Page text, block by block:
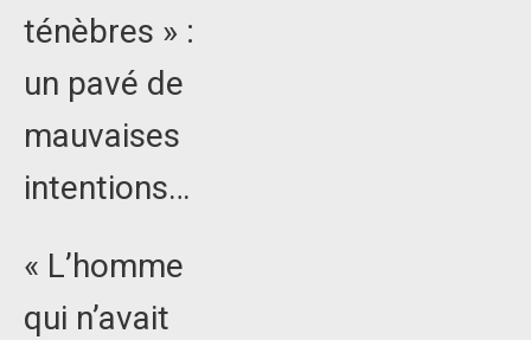
ténèbres » :
un pavé de
mauvaises
intentions…
« L’homme
qui n’avait